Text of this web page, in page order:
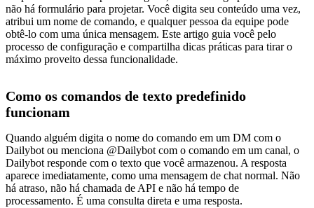
não há formulário para projetar. Você digita seu conteúdo uma vez,
atribui um nome de comando, e qualquer pessoa da equipe pode
obtê-lo com uma única mensagem. Este artigo guia você pelo
processo de configuração e compartilha dicas práticas para tirar o
máximo proveito dessa funcionalidade.
Como os comandos de texto predefinido
funcionam
Quando alguém digita o nome do comando em um DM com o
Dailybot ou menciona @Dailybot com o comando em um canal, o
Dailybot responde com o texto que você armazenou. A resposta
aparece imediatamente, como uma mensagem de chat normal. Não
há atraso, não há chamada de API e não há tempo de
processamento. É uma consulta direta e uma resposta.